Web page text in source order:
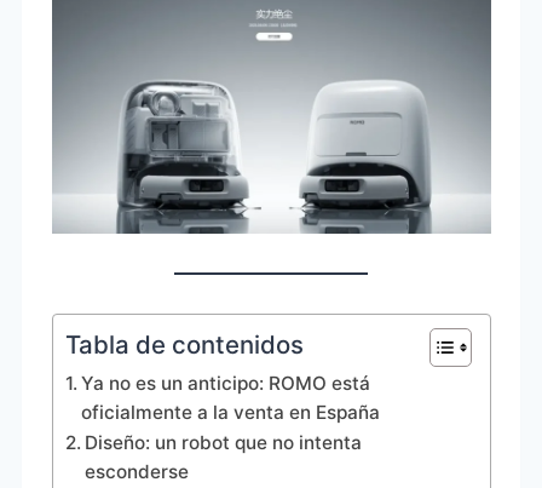
Tabla de contenidos
Ya no es un anticipo: ROMO está
oficialmente a la venta en España
Diseño: un robot que no intenta
esconderse